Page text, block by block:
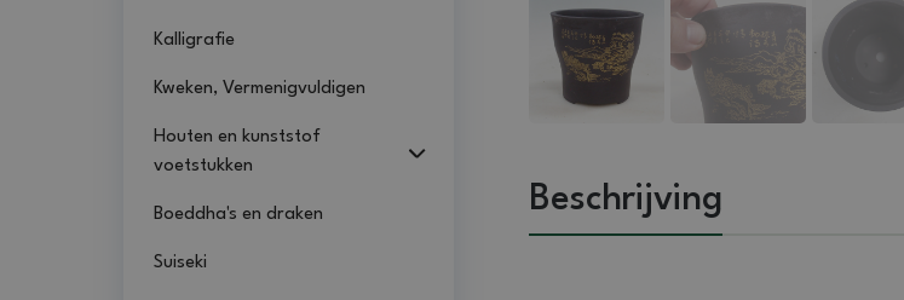
Kalligrafie
Kweken, Vermenigvuldigen
Houten en kunststof
voetstukken
Boeddha's en draken
Suiseki
Beschrijving